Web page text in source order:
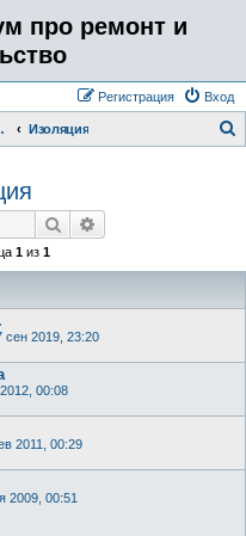
про ремонт и
Вход
Регистрация
помещений. Изоляция
Поиск
1из 1
сен 2019, 23:20
00:08
2011, 00:29
2009, 00:51